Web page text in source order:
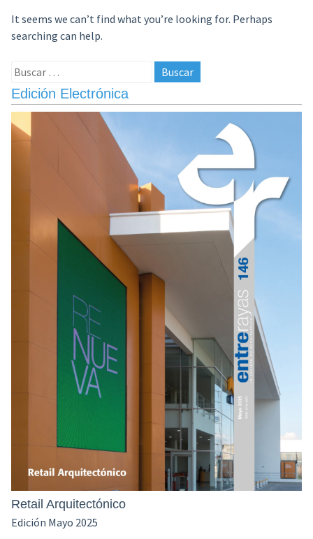
It seems we can’t find what you’re looking for. Perhaps
searching can help.
Buscar:
Edición Electrónica
Retail Arquitectónico
Edición Mayo 2025